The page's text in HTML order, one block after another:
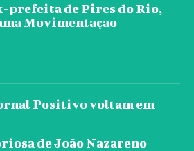
prefeita de Pires do Rio,
Movimentação
Positivo voltam em
de João Nazareno